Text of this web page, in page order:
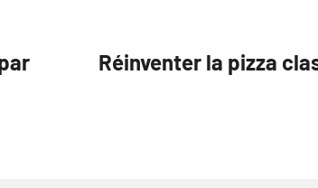
Réinventer la pizza